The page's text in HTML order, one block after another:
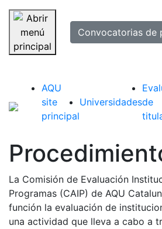
Saltar navegación
selectedConvocatorias de
AQU
site
principal
Universidadesde
La Comisión de Evaluación
Programas (CAIP) de AQU
función la evaluación de
una actividad que lleva a cabo a